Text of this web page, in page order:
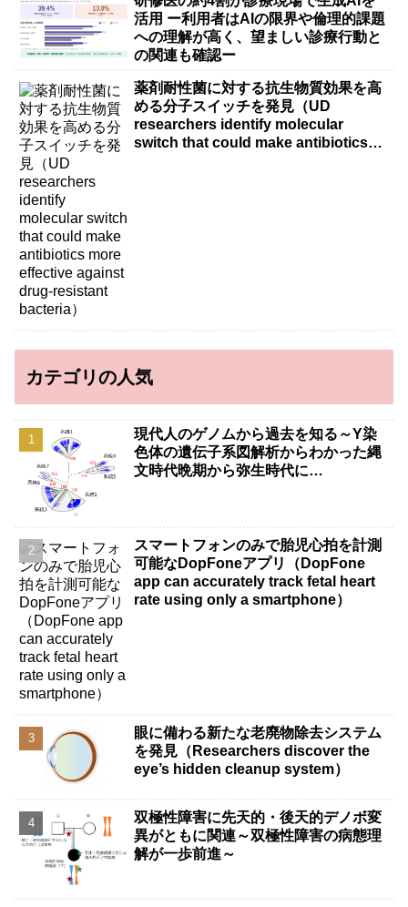
活用 ー利用者はAIの限界や倫理的課題
への理解が高く、望ましい診療行動と
の関連も確認ー
薬剤耐性菌に対する抗生物質効果を高
める分子スイッチを発見（UD
researchers identify molecular
switch that could make antibiotics
カテゴリの人気
現代人のゲノムから過去を知る～Y染
色体の遺伝子系図解析からわかった縄
文時代晩期から弥生時代に…
スマートフォンのみで胎児心拍を計測
可能なDopFoneアプリ（DopFone
app can accurately track fetal heart
rate using only a smartphone）
眼に備わる新たな老廃物除去システム
を発見（Researchers discover the
eye’s hidden cleanup system）
双極性障害に先天的・後天的デノボ変
異がともに関連～双極性障害の病態理
解が一歩前進～